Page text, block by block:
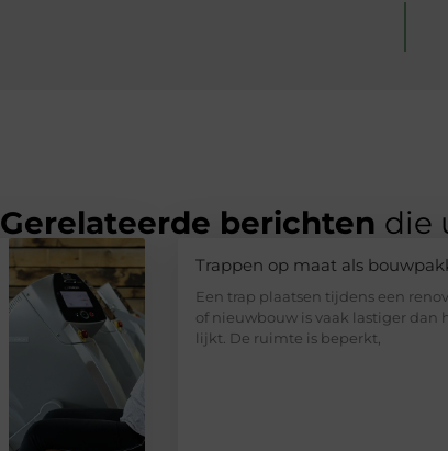
Gerelateerde berichten die
Trappen op maat als
Een trap plaatsen tijdens een
of nieuwbouw is vaak lastiger dan
lijkt. De ruimte is beperkt,